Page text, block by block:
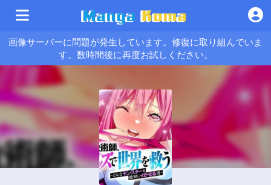
画像サーバーに問題が発生しています。修復に取り組んでいま
す。数時間後に再度お試しください。